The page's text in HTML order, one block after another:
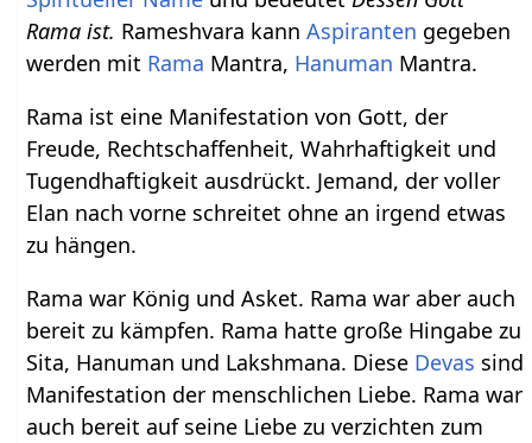
Rama ist. Rameshvara kannAspiranten gegeben
werden mit Rama Mantra, Hanuman Mantra.
Rama ist eine Manifestation von Gott, der
Freude, Rechtschaffenheit, Wahrhaftigkeit und
Tugendhaftigkeit ausdrückt. Jemand, der voller
Elan nach vorne schreitet ohne an irgend etwas
zu hängen.
Rama war König und Asket. Rama war aber auch
bereit zu kämpfen. Rama hatte große Hingabe zu
Sita, Hanuman und Lakshmana. Diese Devas sind
Manifestation der menschlichen Liebe. Rama war
auch bereit auf seine Liebe zu verzichten zum